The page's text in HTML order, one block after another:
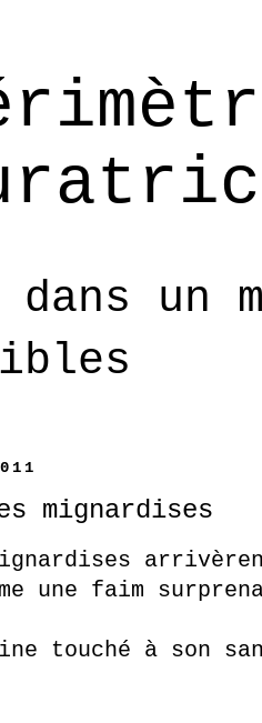
dans un
mignardises
une faim
touché à son